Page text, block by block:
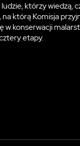
którzy wiedzą,
którą Komisja
konserwacji
etapy.